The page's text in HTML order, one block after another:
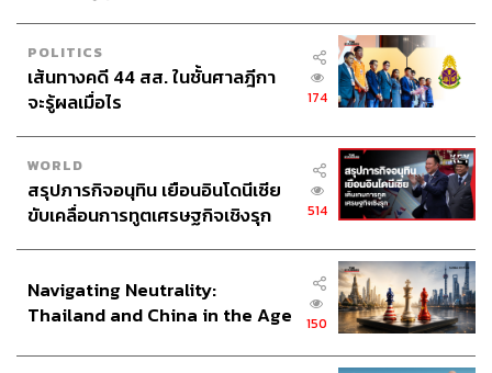
POLITICS
เส้นทางคดี 44 สส. ในชั้นศาลฎีกา
จะรู้ผลเมื่อไร
174
WORLD
สรุปภารกิจอนุทิน เยือนอินโดนีเซีย
ขับเคลื่อนการทูตเศรษฐกิจเชิงรุก
514
Navigating Neutrality:
Thailand and China in the Age
150